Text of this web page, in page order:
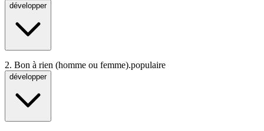
développer
2. Bon à rien (homme ou femme).populaire
développer